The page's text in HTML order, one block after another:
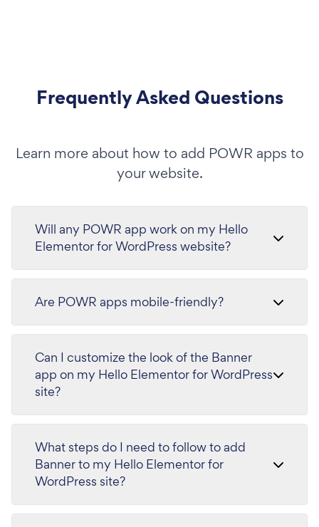
Frequently Asked Questions
Learn more about how to add POWR apps to
your website.
Will any POWR app work on my Hello
Elementor for WordPress website?
Are POWR apps mobile-friendly?
Can I customize the look of the Banner
app on my Hello Elementor for WordPress
site?
What steps do I need to follow to add
Banner to my Hello Elementor for
WordPress site?